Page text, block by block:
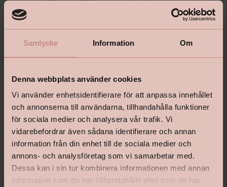
Samtycke Information Om
Denna webbplats använder cookies
Vi använder enhetsidentifierare för att anpassa innehållet
och annonserna till användarna, tillhandahålla funktioner
för sociala medier och analysera vår trafik. Vi
vidarebefordrar även sådana identifierare och annan
information från din enhet till de sociala medier och
annons- och analysföretag som vi samarbetar med.
Dessa kan i sin tur kombinera informationen med annan
information som du har tillhandahållit eller som de har
Beckers Snickerispackel Inomhustvätt Beckers Plus